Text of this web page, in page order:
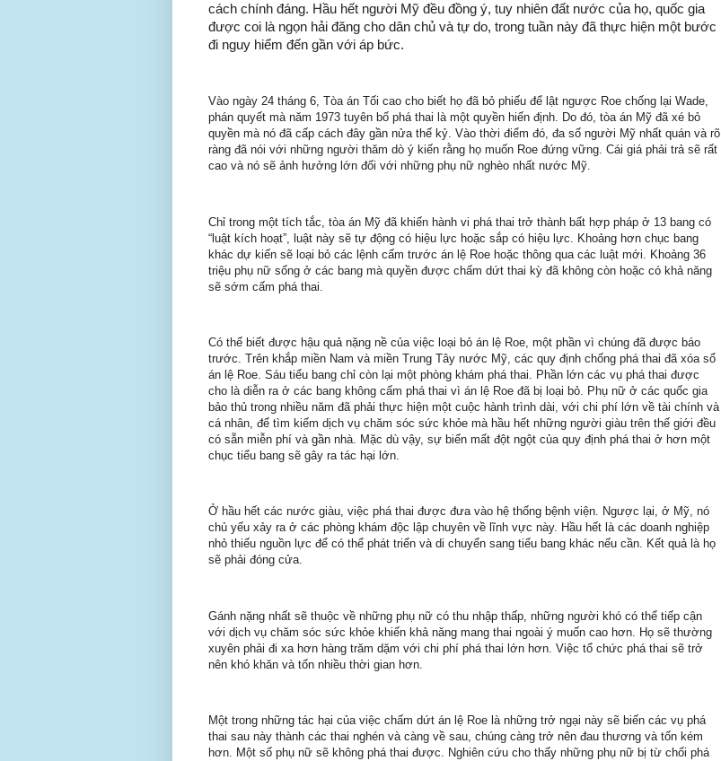
cách chính đáng. Hầu hết người Mỹ đều đồng ý, tuy nhiên đất nước của họ, quốc gia
được coi là ngọn hải đăng cho dân chủ và tự do, trong tuần này đã thực hiện một bước
đi nguy hiểm đến gần với áp bức.
Vào ngày 24 tháng 6, Tòa án Tối cao cho biết họ đã bỏ phiếu để lật ngược Roe chống lại Wade,
phán quyết mà năm 1973 tuyên bố phá thai là một quyền hiến định. Do đó, tòa án Mỹ đã xé bỏ
quyền mà nó đã cấp cách đây gần nửa thế kỷ. Vào thời điểm đó, đa số người Mỹ nhất quán và rõ
ràng đã nói với những người thăm dò ý kiến rằng họ muốn Roe đứng vững. Cái giá phải trả sẽ rất
cao và nó sẽ ảnh hưởng lớn đối với những phụ nữ nghèo nhất nước Mỹ.
Chỉ trong một tích tắc, tòa án Mỹ đã khiến hành vi phá thai trở thành bất hợp pháp ở 13 bang có
“luật kích hoạt”, luật này sẽ tự động có hiệu lực hoặc sắp có hiệu lực. Khoảng hơn chục bang
khác dự kiến sẽ loại bỏ các lệnh cấm trước án lệ Roe hoặc thông qua các luật mới. Khoảng 36
triệu phụ nữ sống ở các bang mà quyền được chấm dứt thai kỳ đã không còn hoặc có khả năng
sẽ sớm cấm phá thai.
Có thể biết được hậu quả nặng nề của việc loại bỏ án lệ Roe, một phần vì chúng đã được báo
trước. Trên khắp miền Nam và miền Trung Tây nước Mỹ, các quy định chống phá thai đã xóa sổ
án lệ Roe. Sáu tiểu bang chỉ còn lại một phòng khám phá thai. Phần lớn các vụ phá thai được
cho là diễn ra ở các bang không cấm phá thai vì án lệ Roe đã bị loại bỏ. Phụ nữ ở các quốc gia
bảo thủ trong nhiều năm đã phải thực hiện một cuộc hành trình dài, với chi phí lớn về tài chính và
cá nhân, để tìm kiếm dịch vụ chăm sóc sức khỏe mà hầu hết những người giàu trên thế giới đều
có sẵn miễn phí và gần nhà. Mặc dù vậy, sự biến mất đột ngột của quy định phá thai ở hơn một
chục tiểu bang sẽ gây ra tác hại lớn.
Ở hầu hết các nước giàu, việc phá thai được đưa vào hệ thống bệnh viện. Ngược lại, ở Mỹ, nó
chủ yếu xảy ra ở các phòng khám độc lập chuyên về lĩnh vực này. Hầu hết là các doanh nghiệp
nhỏ thiếu nguồn lực để có thể phát triển và di chuyển sang tiểu bang khác nếu cần. Kết quả là họ
sẽ phải đóng cửa.
Gánh nặng nhất sẽ thuộc về những phụ nữ có thu nhập thấp, những người khó có thể tiếp cận
với dịch vụ chăm sóc sức khỏe khiến khả năng mang thai ngoài ý muốn cao hơn. Họ sẽ thường
xuyên phải đi xa hơn hàng trăm dặm với chi phí phá thai lớn hơn. Việc tổ chức phá thai sẽ trở
nên khó khăn và tốn nhiều thời gian hơn.
Một trong những tác hại của việc chấm dứt án lệ Roe là những trở ngại này sẽ biến các vụ phá
thai sau này thành các thai nghén và càng về sau, chúng càng trở nên đau thương và tốn kém
hơn. Một số phụ nữ sẽ không phá thai được. Nghiên cứu cho thấy những phụ nữ bị từ chối phá